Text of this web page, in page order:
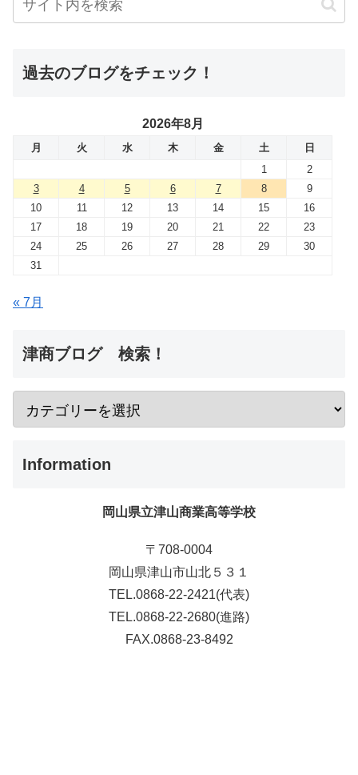
過去のブログをチェック！
2026年8月
月 火 水 木 金 土
日
1
2
3
4 5 6 7 8
9
10
11 12 13 14 15
16
17
18 19 20 21 22
23
24
25 26 27 28 29
30
31
« 7月
津商ブログ 検索！
Information
岡山県立津山商業高等学校
〒708-0004
岡山県津山市山北５３１
TEL.0868-22-2421(代表)
TEL.0868-22-2680(進路)
FAX.0868-23-8492